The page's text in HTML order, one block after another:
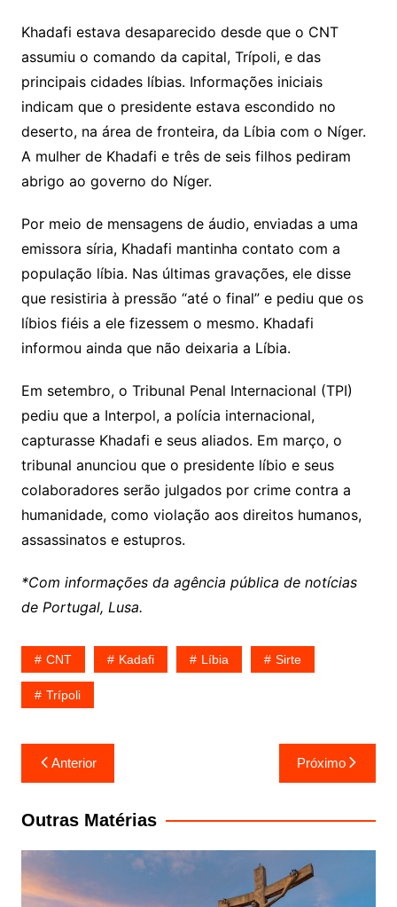
Khadafi estava desaparecido desde que o CNT
assumiu o comando da capital, Trípoli, e das
principais cidades líbias. Informações iniciais
indicam que o presidente estava escondido no
deserto, na área de fronteira, da Líbia com o Níger.
A mulher de Khadafi e três de seis filhos pediram
abrigo ao governo do Níger.
Por meio de mensagens de áudio, enviadas a uma
emissora síria, Khadafi mantinha contato com a
população líbia. Nas últimas gravações, ele disse
que resistiria à pressão “até o final” e pediu que os
líbios fiéis a ele fizessem o mesmo. Khadafi
informou ainda que não deixaria a Líbia.
Em setembro, o Tribunal Penal Internacional (TPI)
pediu que a Interpol, a polícia internacional,
capturasse Khadafi e seus aliados. Em março, o
tribunal anunciou que o presidente líbio e seus
colaboradores serão julgados por crime contra a
humanidade, como violação aos direitos humanos,
assassinatos e estupros.
*Com informações da agência pública de notícias
de Portugal, Lusa.
CNT Kadafi Líbia Sirte
Trípoli
Navegação
de
Post
Anterior Próximo
Outras Matérias